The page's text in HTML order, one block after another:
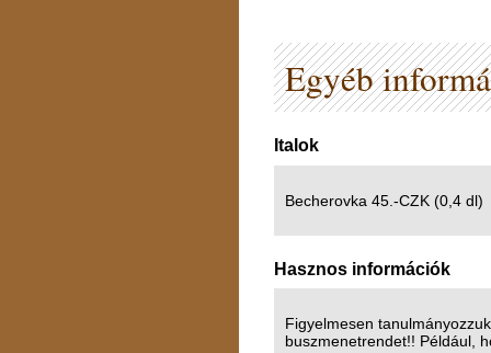
Egyéb
Italok
Becherovka 45.-CZK (0,4 dl)
Hasznos információk
Figyelmesen
buszmenetrendet!! Például,